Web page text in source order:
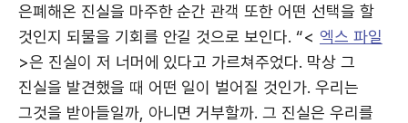
은폐해온 진실을 마주한 순간 관객 또한 어떤 선택을 할
것인지 되물을 기회를 안길 것으로 보인다. “< 엑스 파일
>은 진실이 저 너머에 있다고 가르쳐주었다. 막상 그
진실을 발견했을 때 어떤 일이 벌어질 것인가. 우리는
그것을 받아들일까, 아니면 거부할까. 그 진실은 우리를